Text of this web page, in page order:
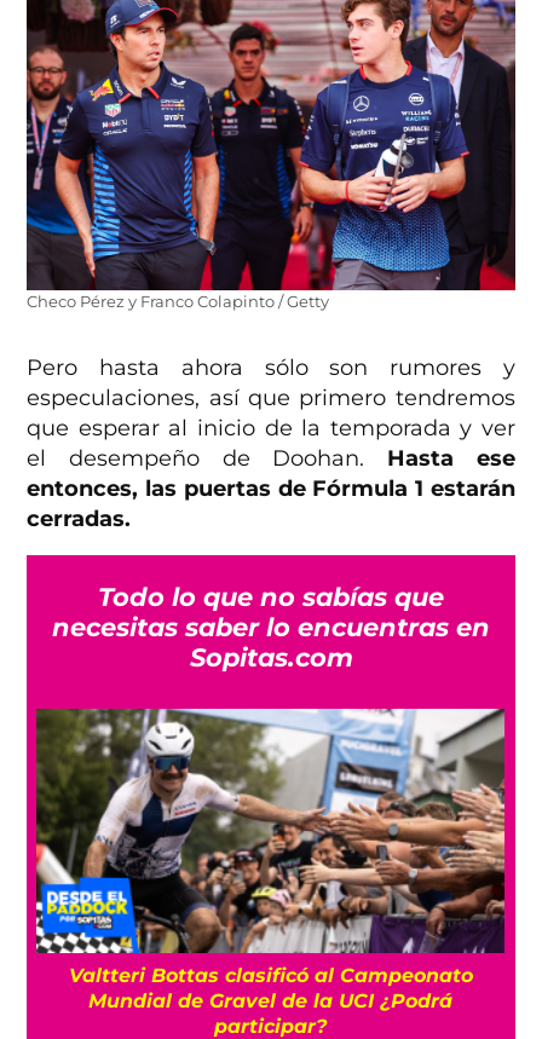
Checo Pérez y Franco Colapinto / Getty
Pero hasta ahora sólo son rumores y
especulaciones, así que primero tendremos
que esperar al inicio de la temporada y ver
el desempeño de Doohan. Hasta ese
entonces, las puertas de Fórmula 1 estarán
cerradas.
Todo lo que no sabías que
necesitas saber lo encuentras en
Sopitas.com
Valtteri Bottas clasificó al Campeonato
Mundial de Gravel de la UCI ¿Podrá
participar?